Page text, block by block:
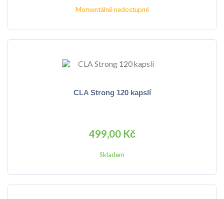
Momentálně nedostupné
CLA Strong 120 kapslí
499,00 Kč
Skladem